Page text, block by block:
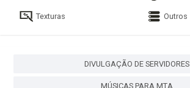
Texturas Outros
DIVULGAÇÃO DE SERVIDORES
MÚSICAS PARA MTA